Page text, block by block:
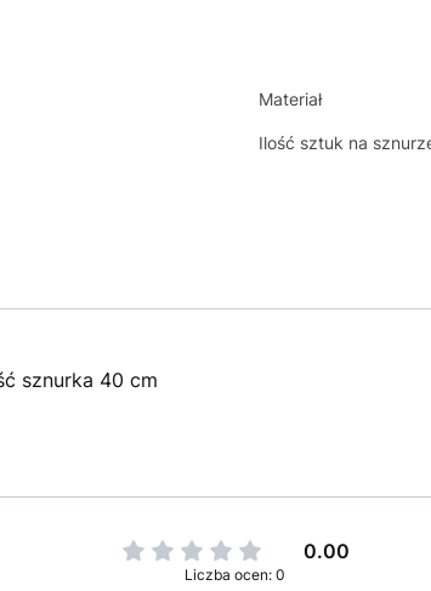
Materiał
Ilość sztuk na
sznurka 40 cm
0.00
Liczba ocen: 0